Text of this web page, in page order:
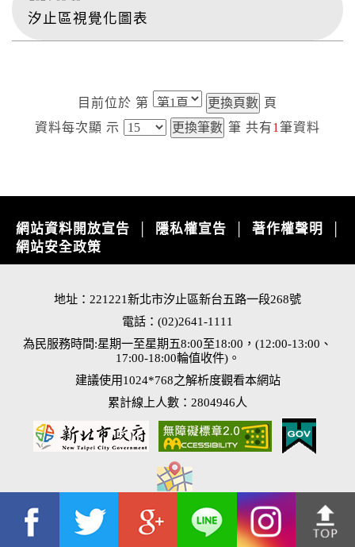
汐止區視覺化圖表
目前位於 第
頁
資料每次顯 示 筆 共有1 筆資料
網站資料開放宣告 隱私權宣告 著作權聲明
網站安全政策
地址：221221新北市汐止區新台五路一段268號
電話：(02)2641-1111
為民服務時間:星期一至星期五8:00至18:00，(12:00-13:00、
17:00-18:00輪值收件)。
建議使用1024*768之解析度觀看本網站
累計線上人數：2804946人